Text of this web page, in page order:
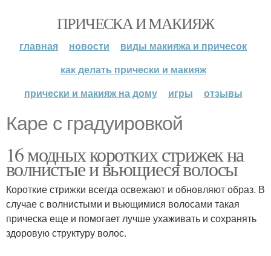
ПРИЧЕСКА И МАКИЯЖ
главная новости
виды макияжа и причесок
как делать прически и макияж
прически и макияж на дому
игры отзывы
Каре с градуировкой
16 модных коротких стрижек на
волнистые и вьющиеся волосы
Короткие стрижки всегда освежают и обновляют образ. В
случае с волнистыми и вьющимися волосами такая
прическа еще и помогает лучше ухаживать и сохранять
здоровую структуру волос.